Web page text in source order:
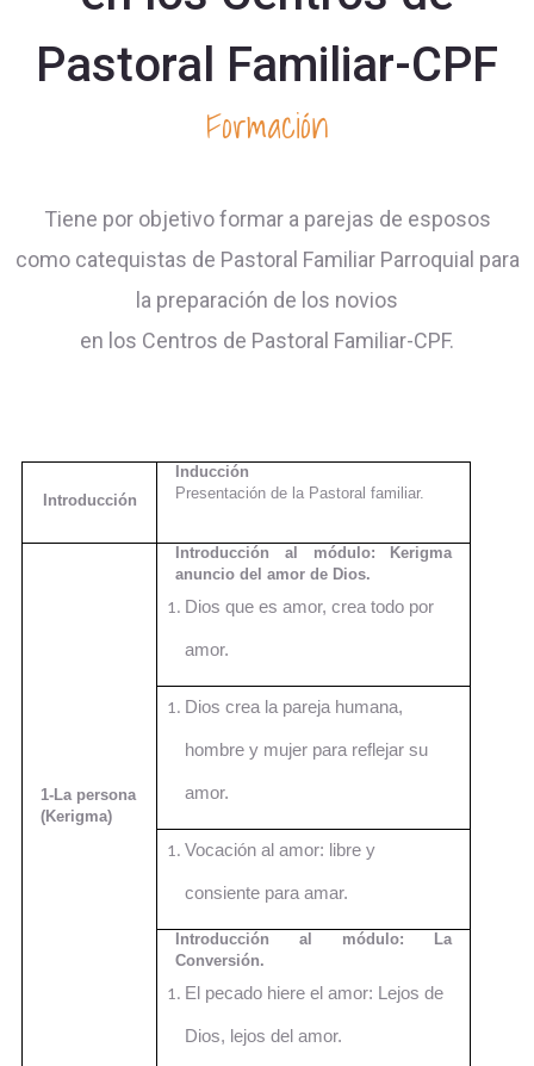
Pastoral Familiar-CPF
Formación
Tiene por objetivo formar a parejas de esposos
como catequistas de Pastoral Familiar Parroquial para
la preparación de los novios
en los Centros de Pastoral Familiar-CPF.
Introducción
Inducción
Presentación de la Pastoral familiar.
1-La persona
(Kerigma)
Introducción al módulo: Kerigma
anuncio del amor de Dios.
Dios que es amor, crea todo por
amor.
Dios crea la pareja humana,
hombre y mujer para reflejar su
amor.
Vocación al amor: libre y
consiente para amar.
Introducción al módulo: La
Conversión.
El pecado hiere el amor: Lejos de
Dios, lejos del amor.